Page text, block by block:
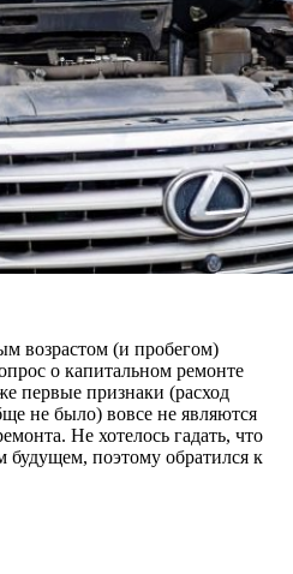
возрастом (и пробегом)
о капитальном ремонте
первые признаки (расход
не было) вовсе не являются
Не хотелось гадать, что
поэтому обратился к